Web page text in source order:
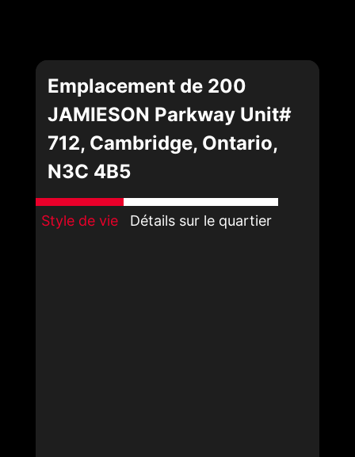
Emplacement de 200
JAMIESON Parkway Unit#
712, Cambridge, Ontario,
N3C 4B5
Style de vie Détails sur le quartier